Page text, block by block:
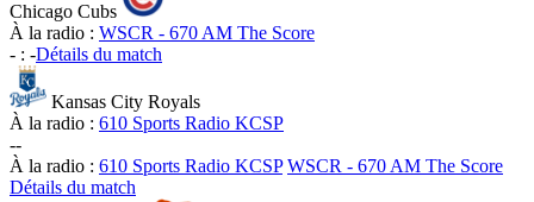
Chicago Cubs
À la radio : WSCR - 670 AM The Score
- : -Détails du match
Kansas City Royals
À la radio : 610 Sports Radio KCSP
--
À la radio : 610 Sports Radio KCSP WSCR - 670 AM The Score
Détails du match